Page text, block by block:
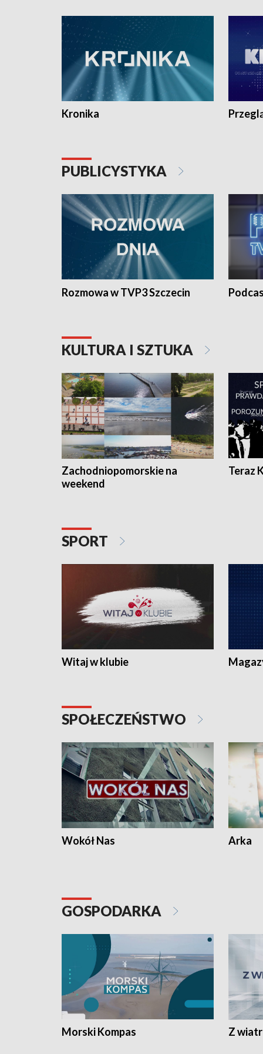
Kronika
PUBLICYSTYKA
Rozmowa w TVP3 Szczecin
KULTURA I SZTUKA
Zachodniopomorskie na
weekend
Teraz
SPORT
Witaj w klubie
SPOŁECZEŃSTWO
Wokół Nas Arka
GOSPODARKA
Morski Kompas Z